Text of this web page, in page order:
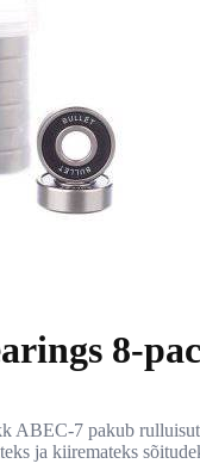
8-
ABEC-7 pakub
ja kiiremateks